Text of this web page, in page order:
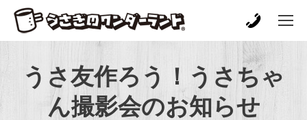
うさ友作ろう！うさちゃ
ん撮影会のお知らせ